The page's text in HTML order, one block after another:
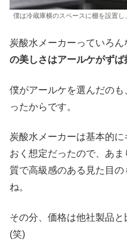
僕は冷蔵庫横のスペースに棚を設置し
炭酸水メーカーっていろん
の美しさはアールケがずば
僕がアールケを選んだの
ったからです。
炭酸水メーカーは基本的
おく想定だったので、あ
質で高級感のある見た目
ね。
その分、価格は他社製品
(笑)